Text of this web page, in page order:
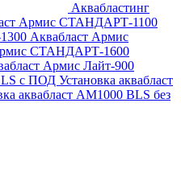
Аквабластинг
Армис СТАНДАРТ-1100
Аквабласт Армис
СТАНДАРТ-1600
Армис Лайт-900
с ПОД Установка аквабласт
аквабласт AM1000 BLS без